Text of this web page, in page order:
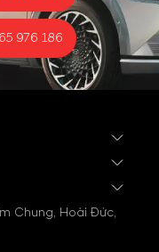
976 186
Chung, Hoài Đức,